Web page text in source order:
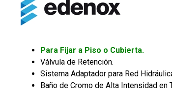
Para Fijar a Piso o Cubierta.
Válvula de Retención.
Sistema Adaptador para Red
Baño de Cromo de Alta Intensidad en